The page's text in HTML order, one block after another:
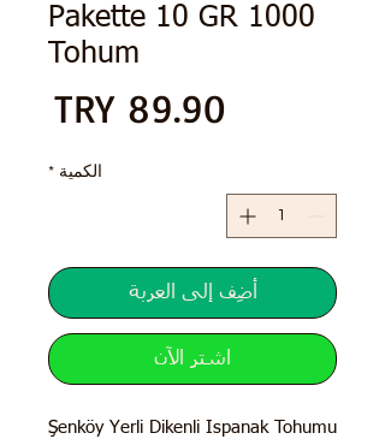
Pakette 10 GR 1000
Tohum
الكمية *
أضِف إلى العربة
اشترِ الآن
Şenköy Yerli Dikenli Ispanak Tohumu